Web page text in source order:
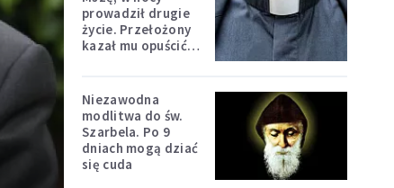
prowadził drugie
życie. Przełożony
kazał mu opuścić
Niezawodna
modlitwa do św.
Szarbela. Po 9
dniach mogą dziać
się cuda